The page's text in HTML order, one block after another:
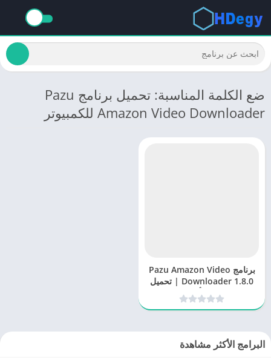
ضع الكلمة المناسبة: تحميل برنامج Pazu
Amazon Video Downloader للكمبيوتر
برنامج Pazu Amazon Video
Downloader 1.8.0 | تحميل
مقاطع فيديو أمازون برايم
بسهولة
البرامج الأكثر مشاهدة